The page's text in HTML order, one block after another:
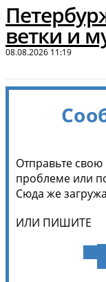
ветки и
08.08.2026 11:19
Отправьте
проблеме или
Сюда же
ИЛИ ПИШИТЕ